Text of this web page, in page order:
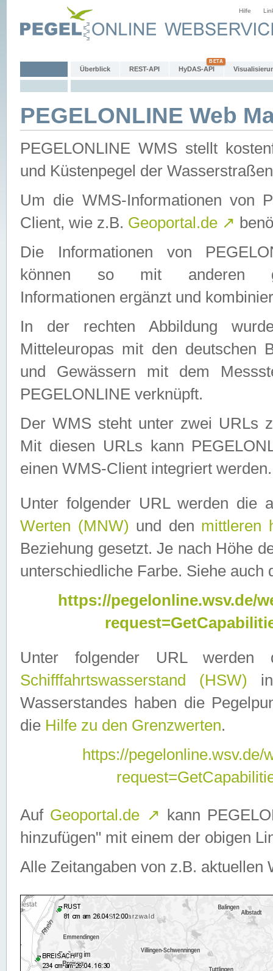
Hilfe
Überblick REST-API HyDAS-API
PEGELONLINE Web
PEGELONLINE WMS stellt
und Küstenpegel der
Um die WMS-Informationen von
Client, wie z.B. Geoportal.de ↗
Die Informationen von
können so mit anderen
Informationen ergänzt und
In der rechten Abbildung
Mitteleuropas mit den deutschen
und Gewässern mit dem
PEGELONLINE verknüpft.
Der WMS steht unter zwei URLs
Mit diesen URLs kann
einen WMS-Client integriert werden.
Unter folgender URL werden die
Werten (MNW) und den mittleren
Beziehung gesetzt. Je nach Höhe
unterschiedliche Farbe. Siehe auch
https://pegelonline.wsv.de/
Unter folgender URL
Schifffahrtswasserstand (HSW)
Wasserstandes haben die
die Hilfe zu den Grenzwerten.
https://
Auf Geoportal.de ↗ kann
hinzufügen" mit einem der obigen
Alle Zeitangaben von z.B. aktuellen